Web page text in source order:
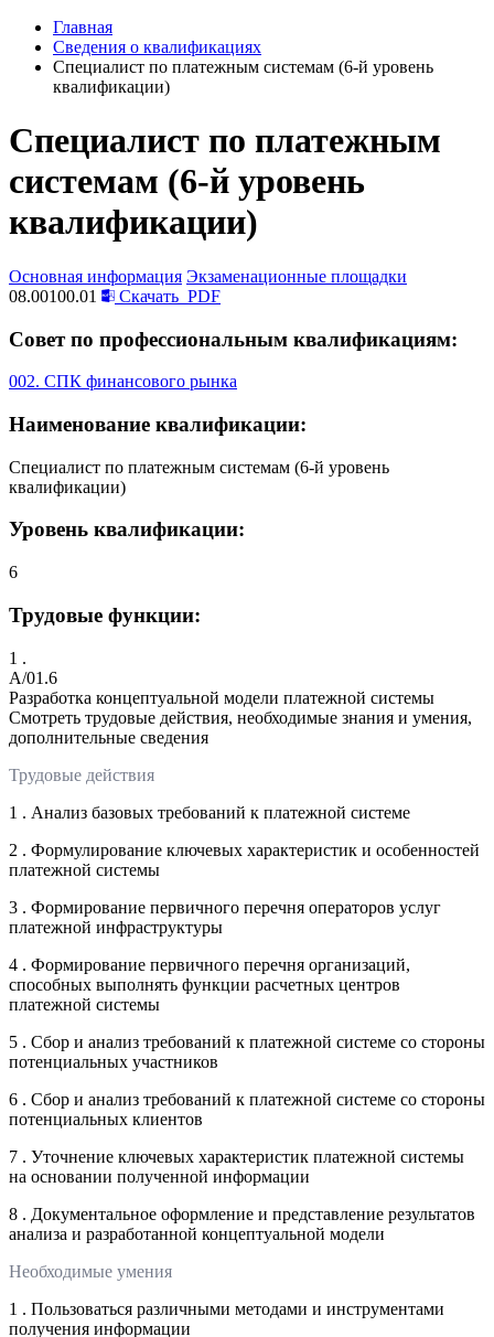
Главная
Сведения о квалификациях
Специалист по платежным системам (6-й уровень
квалификации)
Специалист по платежным
системам (6-й уровень
квалификации)
Основная информация Экзаменационные площадки
08.00100.01
Скачать PDF
Совет по профессиональным квалификациям:
002. СПК финансового рынка
Наименование квалификации:
Специалист по платежным системам (6-й уровень
квалификации)
Уровень квалификации:
6
Трудовые функции:
1 .
A/01.6
Разработка концептуальной модели платежной системы
Смотреть трудовые действия, необходимые знания и умения,
дополнительные сведения
Трудовые действия
1 . Анализ базовых требований к платежной системе
2 . Формулирование ключевых характеристик и особенностей
платежной системы
3 . Формирование первичного перечня операторов услуг
платежной инфраструктуры
4 . Формирование первичного перечня организаций,
способных выполнять функции расчетных центров
платежной системы
5 . Сбор и анализ требований к платежной системе со стороны
потенциальных участников
6 . Сбор и анализ требований к платежной системе со стороны
потенциальных клиентов
7 . Уточнение ключевых характеристик платежной системы
на основании полученной информации
8 . Документальное оформление и представление результатов
анализа и разработанной концептуальной модели
Необходимые умения
1 . Пользоваться различными методами и инструментами
получения информации